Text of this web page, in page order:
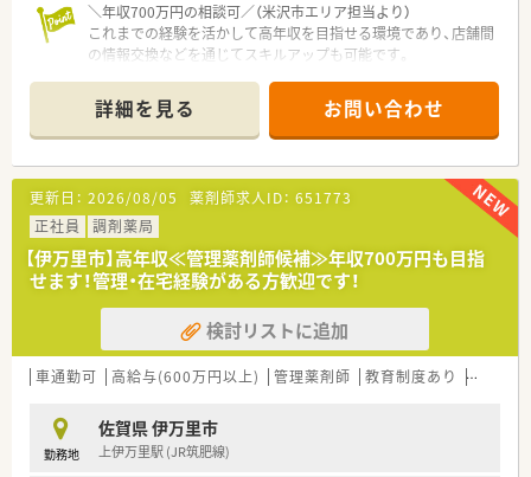
＼年収700万円の相談可／（米沢市エリア担当より）
これまでの経験を活かして高年収を目指せる環境であり、店舗間
の情報交換などを通じてスキルアップも可能です。
【店舗情報と応需状況について】
■米沢駅から車で4分の場所に位置しており、マイカーでの通勤
が可能なため毎日の移動負担を軽減できる便利な立地です。
■小児科や泌尿器科をはじめ内科などを応需しており、1日あた
り約100枚の処方箋に丁寧に対応している地域密着型店舗です。
■薬剤師は3名、事務スタッフは4名の充実した体制で運営して
おり、スタッフ同士が協力しながら日々の業務に励んでいます。
【法人特徴について】
■山形県内に3店舗の調剤薬局を展開しており、ドクターが院外
処方にするタイミングで開局してきた地域密着型の企業です。
■代表自身も現役の薬剤師として現場に出ており、スタッフが働
きやすい職場環境づくりに力を入れている風通しの良い組織で
■店舗間の異動や転勤はありませんが、定期的に他の店舗のスタ
ッフと情報交換を行う機会があり横のつながりが強い社風で
す。
詳細を見る お問い合わせ
更新日： 2026/08/05 薬剤師求人ID： 651773
正社員
調剤薬局
【伊万里市】高年収≪管理薬剤師候補≫年収700万円も目指
せます！管理・在宅経験がある方歓迎です！
検討リストに追加
車通勤可 高給与(600万円以上) 管理薬剤師 教育制度あり シフト
勤務地
佐賀県 伊万里市
上伊万里駅 (JR筑肥線)